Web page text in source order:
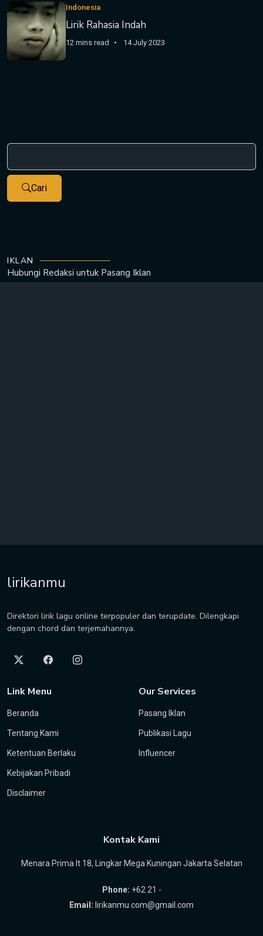
Indonesia
Lirik Rahasia Indah
12 mins read 14 July 2023
Cari
IKLAN
Hubungi Redaksi untuk Pasang Iklan
lirikanmu
Direktori lirik lagu online terpopuler dan terupdate. Dilengkapi
dengan chord dan terjemahannya.
Link Menu
Beranda
Tentang Kami
Ketentuan Berlaku
Kebijakan Pribadi
Disclaimer
Our Services
Pasang Iklan
Publikasi Lagu
Influencer
Kontak Kami
Menara Prima lt 18, Lingkar Mega Kuningan Jakarta Selatan
Phone: +62 21 -
Email: lirikanmu.com@gmail.com